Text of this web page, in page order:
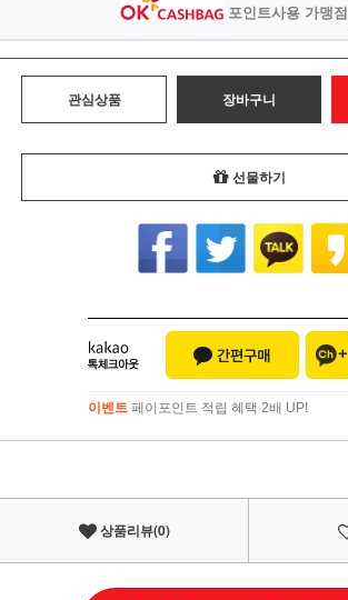
포인트사용 가맹점
관심상품 장바구니
선물하기
이벤트 페이포인트 적립 혜택 2배 UP!
이벤트페이포인트 적립 혜택 2배 UP!
상품리뷰(0)